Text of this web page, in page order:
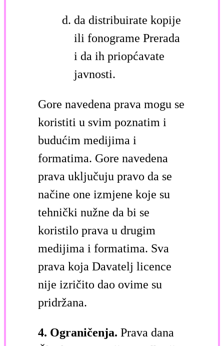
da distribuirate kopije
ili fonograme Prerada
i da ih priopćavate
javnosti.
Gore navedena prava mogu se
koristiti u svim poznatim i
budućim medijima i
formatima. Gore navedena
prava uključuju pravo da se
načine one izmjene koje su
tehnički nužne da bi se
koristilo prava u drugim
medijima i formatima. Sva
prava koja Davatelj licence
nije izričito dao ovime su
pridržana.
4. Ograničenja. Prava dana